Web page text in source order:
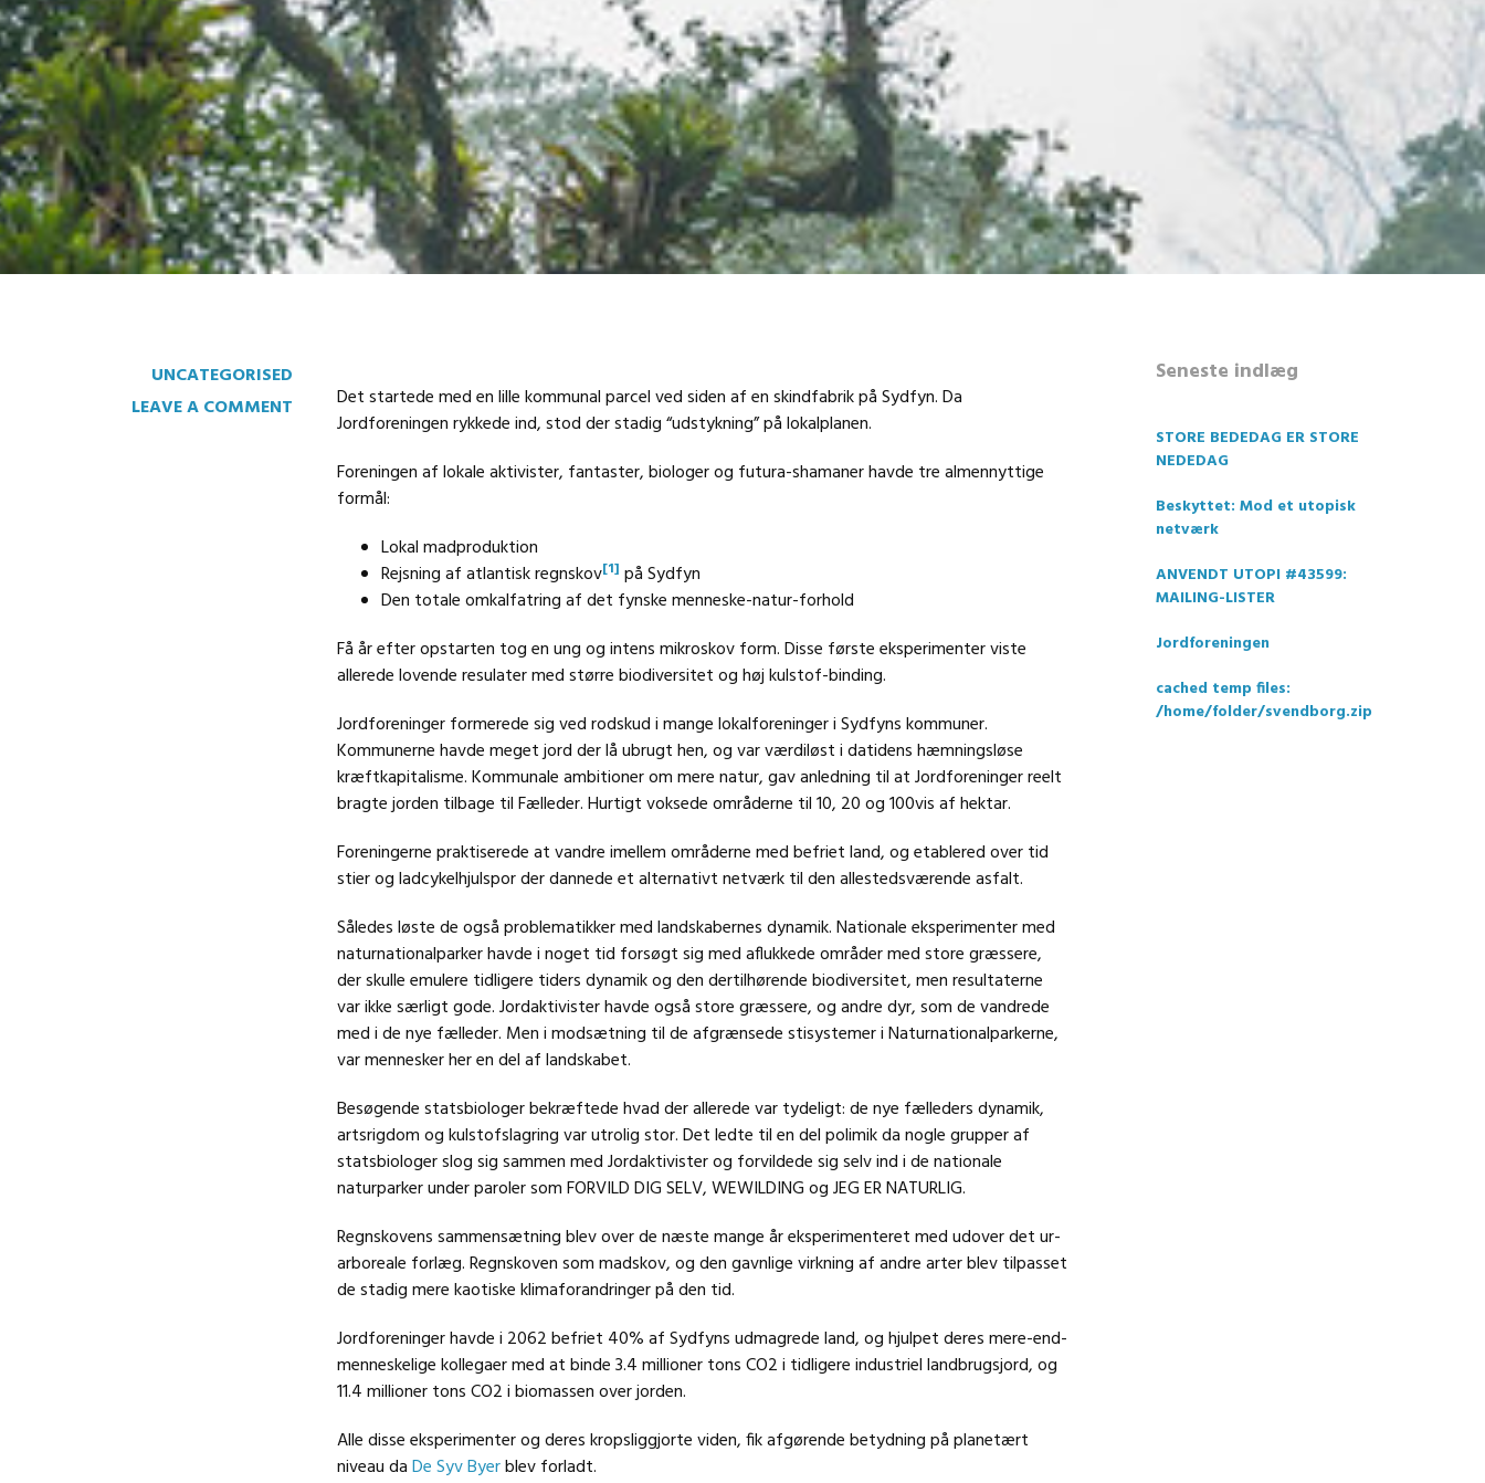
UNCATEGORISED
LEAVE A COMMENT
Det startede med en lille kommunal parcel ved siden af en skindfabrik på Sydfyn. Da
Jordforeningen rykkede ind, stod der stadig “udstykning” på lokalplanen.
Foreningen af lokale aktivister, fantaster, biologer og futura-shamaner havde tre almennyttige
formål:
Lokal madproduktion
Rejsning af atlantisk regnskov[1] på Sydfyn
Den totale omkalfatring af det fynske menneske-natur-forhold
Få år efter opstarten tog en ung og intens mikroskov form. Disse første eksperimenter viste
allerede lovende resulater med større biodiversitet og høj kulstof-binding.
Jordforeninger formerede sig ved rodskud i mange lokalforeninger i Sydfyns kommuner.
Kommunerne havde meget jord der lå ubrugt hen, og var værdiløst i datidens hæmningsløse
kræftkapitalisme. Kommunale ambitioner om mere natur, gav anledning til at Jordforeninger reelt
bragte jorden tilbage til Fælleder. Hurtigt voksede områderne til 10, 20 og 100vis af hektar.
Foreningerne praktiserede at vandre imellem områderne med befriet land, og etablered over tid
stier og ladcykelhjulspor der dannede et alternativt netværk til den allestedsværende asfalt.
Således løste de også problematikker med landskabernes dynamik. Nationale eksperimenter med
naturnationalparker havde i noget tid forsøgt sig med aflukkede områder med store græssere,
der skulle emulere tidligere tiders dynamik og den dertilhørende biodiversitet, men resultaterne
var ikke særligt gode. Jordaktivister havde også store græssere, og andre dyr, som de vandrede
med i de nye fælleder. Men i modsætning til de afgrænsede stisystemer i Naturnationalparkerne,
var mennesker her en del af landskabet.
Besøgende statsbiologer bekræftede hvad der allerede var tydeligt: de nye fælleders dynamik,
artsrigdom og kulstofslagring var utrolig stor. Det ledte til en del polimik da nogle grupper af
statsbiologer slog sig sammen med Jordaktivister og forvildede sig selv ind i de nationale
naturparker under paroler som FORVILD DIG SELV, WEWILDING og JEG ER NATURLIG.
Regnskovens sammensætning blev over de næste mange år eksperimenteret med udover det ur-
arboreale forlæg. Regnskoven som madskov, og den gavnlige virkning af andre arter blev tilpasset
de stadig mere kaotiske klimaforandringer på den tid.
Jordforeninger havde i 2062 befriet 40% af Sydfyns udmagrede land, og hjulpet deres mere-end-
menneskelige kollegaer med at binde 3.4 millioner tons CO2 i tidligere industriel landbrugsjord, og
11.4 millioner tons CO2 i biomassen over jorden.
Alle disse eksperimenter og deres kropsliggjorte viden, fik afgørende betydning på planetært
niveau daDe Syv Byerblev forladt.
Seneste indlæg
STORE BEDEDAG ER STORE
NEDEDAG
Beskyttet: Mod et utopisk
netværk
ANVENDT UTOPI #43599:
MAILING-LISTER
Jordforeningen
cached temp files:
/home/folder/svendborg.zip